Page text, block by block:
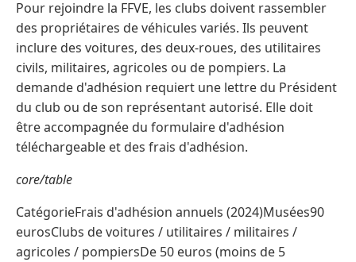
Pour rejoindre la FFVE, les clubs doivent rassembler
des propriétaires de véhicules variés. Ils peuvent
inclure des voitures, des deux-roues, des utilitaires
civils, militaires, agricoles ou de pompiers. La
demande d'adhésion requiert une lettre du Président
du club ou de son représentant autorisé. Elle doit
être accompagnée du formulaire d'adhésion
téléchargeable et des frais d'adhésion.
core/table
CatégorieFrais d'adhésion annuels (2024)Musées90
eurosClubs de voitures / utilitaires / militaires /
agricoles / pompiersDe 50 euros (moins de 5